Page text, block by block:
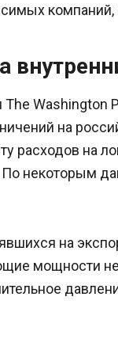
компаний,
Washington
на
расходов на
некоторым
на
мощности